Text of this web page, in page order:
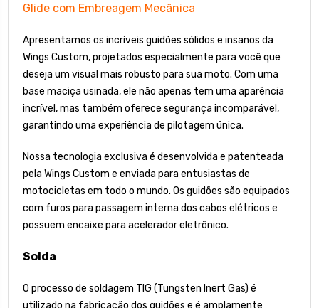
Glide com Embreagem Mecânica
Apresentamos os incríveis guidões sólidos e insanos da
Wings Custom, projetados especialmente para você que
deseja um visual mais robusto para sua moto. Com uma
base maciça usinada, ele não apenas tem uma aparência
incrível, mas também oferece segurança incomparável,
garantindo uma experiência de pilotagem única.
Nossa tecnologia exclusiva é desenvolvida e patenteada
pela Wings Custom e enviada para entusiastas de
motocicletas em todo o mundo. Os guidões são equipados
com furos para passagem interna dos cabos elétricos e
possuem encaixe para acelerador eletrônico.
Solda
O processo de soldagem TIG (Tungsten Inert Gas) é
utilizado na fabricação dos guidões e é amplamente